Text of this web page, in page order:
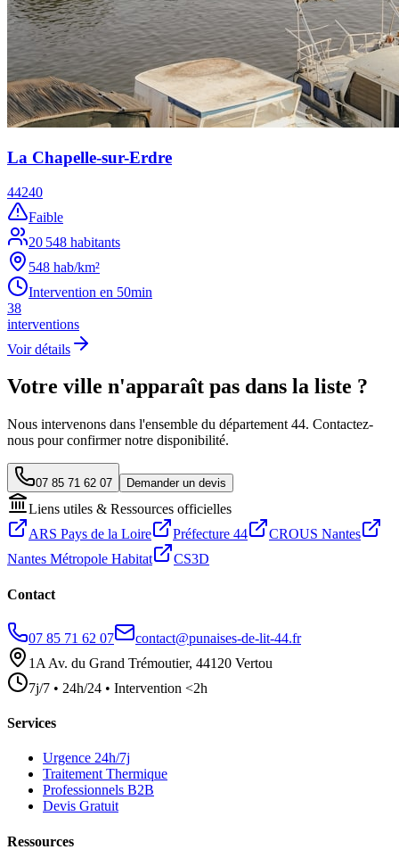
La Chapelle-sur-Erdre
44240
Faible
20 548 habitants
548 hab/km²
Intervention en 50min
38
interventions
Voir détails
Votre ville n'apparaît pas dans la liste ?
Nous intervenons dans l'ensemble du département 44. Contactez-
nous pour confirmer notre disponibilité.
07 85 71 62 07 Demander un devis
Liens utiles & Ressources officielles
ARS Pays de la Loire
Préfecture 44
CROUS Nantes
Nantes Métropole Habitat
CS3D
Contact
07 85 71 62 07
contact@punaises-de-lit-44.fr
1A Av. du Grand Trémoutier, 44120 Vertou
7j/7 • 24h/24 • Intervention <2h
Services
Urgence 24h/7j
Traitement Thermique
Professionnels B2B
Devis Gratuit
Ressources